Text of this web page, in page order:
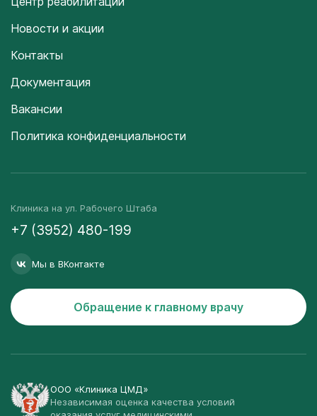
Новости и акции
Контакты
Документация
Вакансии
Политика конфиденциальности
Клиника на ул. Рабочего Штаба
+7 (3952) 480-199
Мы в ВКонтакте
Обращение к главному врачу
ООО «Клиника ЦМД»
Независимая оценка качества условий